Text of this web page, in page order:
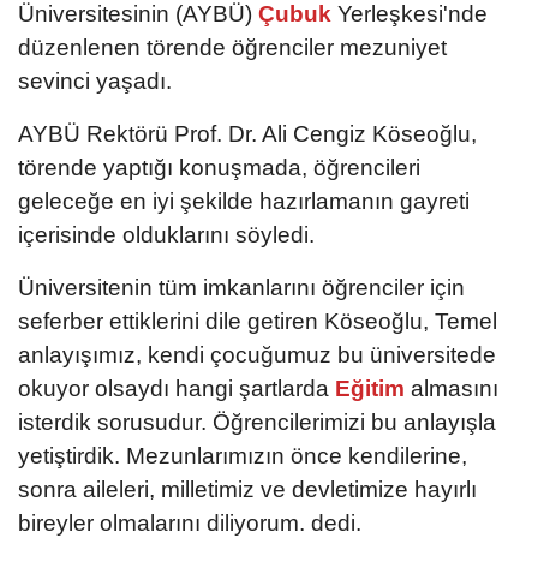
Üniversitesinin (AYBÜ) Çubuk Yerleşkesi'nde
düzenlenen törende öğrenciler mezuniyet
sevinci yaşadı.
AYBÜ Rektörü Prof. Dr. Ali Cengiz Köseoğlu,
törende yaptığı konuşmada, öğrencileri
geleceğe en iyi şekilde hazırlamanın gayreti
içerisinde olduklarını söyledi.
Üniversitenin tüm imkanlarını öğrenciler için
seferber ettiklerini dile getiren Köseoğlu, Temel
anlayışımız, kendi çocuğumuz bu üniversitede
okuyor olsaydı hangi şartlarda Eğitim almasını
isterdik sorusudur. Öğrencilerimizi bu anlayışla
yetiştirdik. Mezunlarımızın önce kendilerine,
sonra aileleri, milletimiz ve devletimize hayırlı
bireyler olmalarını diliyorum. dedi.